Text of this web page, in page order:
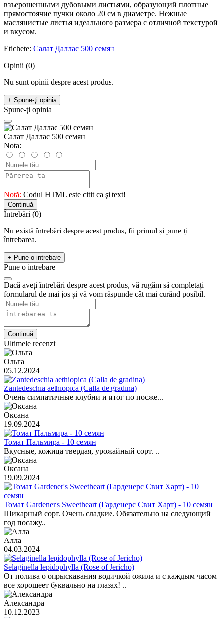
взъерошенными дубовыми листьями, образующий плотные
прямостоячие пучки около 20 см в диаметре. Нежные
маслянистые листья идеального размера с отличной текстурой
и вкусом.
Etichete: Салат Даллас 500 семян
Opinii (0)
Nu sunt opinii despre acest produs.
+ Spune-ţi opinia
Spune-ţi opinia
Салат Даллас 500 семян
Nota:
Notă: Codul HTML este citit ca şi text!
Continuă
Întrebări (0)
Nu există întrebări despre acest produs, fii primul și pune-ți
întrebarea.
+ Pune o intrebare
Pune o intrebare
Dacă aveți întrebări despre acest produs, vă rugăm să completați
formularul de mai jos și vă vom răspunde cât mai curând posibil.
Continuă
Ultimele recenzii
Ольга
05.12.2024
Zantedeschia aethiopica (Calla de gradina)
Очень симпатичные клубни и итог по посже...
Оксана
19.09.2024
Томат Пальмира - 10 семян
Вкусные, кожица твердая, урожайный сорт. ..
Оксана
19.09.2024
Томат Gardener's Sweetheart (Гарденерс Свит Харт) - 10 семян
Шикарный сорт. Очень сладкие. Обязательно на следующий
год посажу..
Алла
04.03.2024
Selaginella lepidophylla (Rose of Jericho)
От полива о опрыскавания водичкой ожила и с каждым часом
все хорошеет буквально на глазах! ..
Александра
10.12.2023